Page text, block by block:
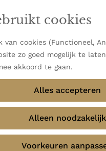
cookies
van cookies (Functioneel,
zo goed mogelijk te
akkoord te gaan.
Alles accepteren
Alleen noodzakelijk
Voorkeuren